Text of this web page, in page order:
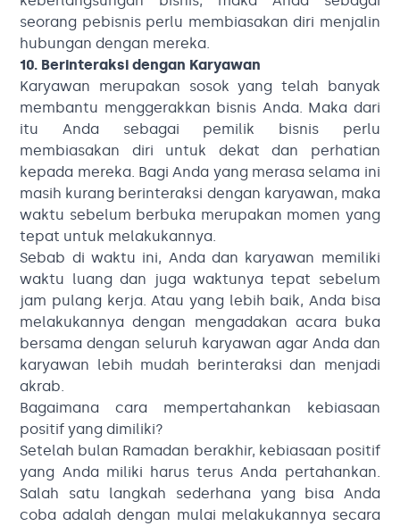
seorang pebisnis perlu membiasakan diri menjalin
hubungan dengan mereka.
10. Berinteraksi dengan Karyawan
Karyawan merupakan sosok yang telah banyak
membantu menggerakkan bisnis Anda. Maka dari
itu Anda sebagai pemilik bisnis perlu
membiasakan diri untuk dekat dan perhatian
kepada mereka. Bagi Anda yang merasa selama ini
masih kurang berinteraksi dengan karyawan, maka
waktu sebelum berbuka merupakan momen yang
tepat untuk melakukannya.
Sebab di waktu ini, Anda dan karyawan memiliki
waktu luang dan juga waktunya tepat sebelum
jam pulang kerja. Atau yang lebih baik, Anda bisa
melakukannya dengan mengadakan acara buka
bersama dengan seluruh karyawan agar Anda dan
karyawan lebih mudah berinteraksi dan menjadi
akrab.
Bagaimana cara mempertahankan kebiasaan
positif yang dimiliki?
Setelah bulan Ramadan berakhir, kebiasaan positif
yang Anda miliki harus terus Anda pertahankan.
Salah satu langkah sederhana yang bisa Anda
coba adalah dengan mulai melakukannya secara